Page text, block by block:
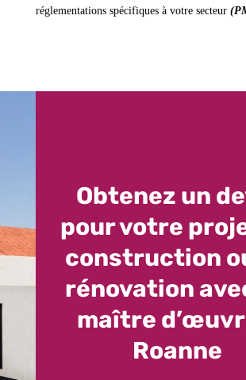
réglementations spécifiques à votre secteur
Obtenez un
pour votre
construction
rénovation
maître
Roanne